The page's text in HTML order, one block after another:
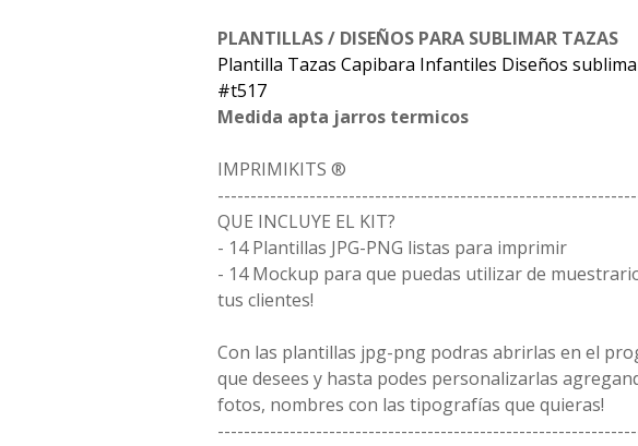
PLANTILLAS / DISEÑOS PARA SUBLIMAR TAZAS
Plantilla Tazas Capibara Infantiles Diseños
#t517
Medida apta jarros termicos
IMPRIMIKITS ®
QUE INCLUYE EL KIT?
- 14 Plantillas JPG-PNG listas para imprimir
- 14 Mockup para que puedas utilizar de
tus clientes!
Con las plantillas jpg-png podras abrirlas en el
que desees y hasta podes personalizarlas
fotos, nombres con las tipografías que quieras!